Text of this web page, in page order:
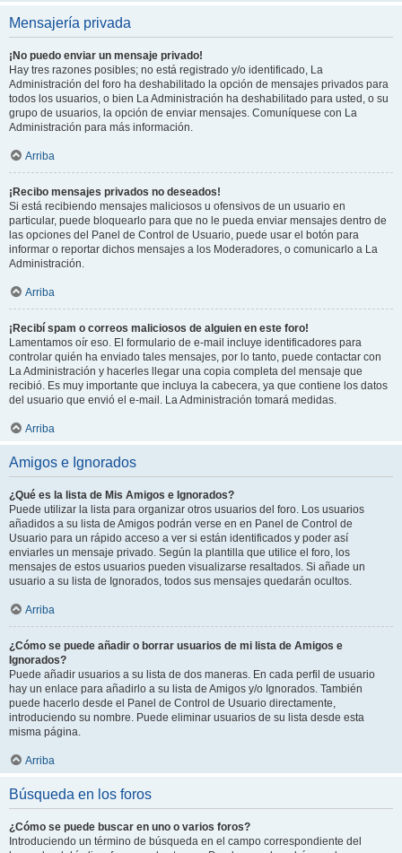
Mensajería privada
¡No puedo enviar un mensaje privado!
Hay tres razones posibles; no está registrado y/o identificado, La
Administración del foro ha deshabilitado la opción de mensajes privados para
todos los usuarios, o bien La Administración ha deshabilitado para usted, o su
grupo de usuarios, la opción de enviar mensajes. Comuníquese con La
Administración para más información.
Arriba
¡Recibo mensajes privados no deseados!
Si está recibiendo mensajes maliciosos u ofensivos de un usuario en
particular, puede bloquearlo para que no le pueda enviar mensajes dentro de
las opciones del Panel de Control de Usuario, puede usar el botón para
informar o reportar dichos mensajes a los Moderadores, o comunicarlo a La
Administración.
Arriba
¡Recibí spam o correos maliciosos de alguien en este foro!
Lamentamos oír eso. El formulario de e-mail incluye identificadores para
controlar quién ha enviado tales mensajes, por lo tanto, puede contactar con
La Administración y hacerles llegar una copia completa del mensaje que
recibió. Es muy importante que incluya la cabecera, ya que contiene los datos
del usuario que envió el e-mail. La Administración tomará medidas.
Arriba
Amigos e Ignorados
¿Qué es la lista de Mis Amigos e Ignorados?
Puede utilizar la lista para organizar otros usuarios del foro. Los usuarios
añadidos a su lista de Amigos podrán verse en en Panel de Control de
Usuario para un rápido acceso a ver si están identificados y poder así
enviarles un mensaje privado. Según la plantilla que utilice el foro, los
mensajes de estos usuarios pueden visualizarse resaltados. Si añade un
usuario a su lista de Ignorados, todos sus mensajes quedarán ocultos.
Arriba
¿Cómo se puede añadir o borrar usuarios de mi lista de Amigos e
Ignorados?
Puede añadir usuarios a su lista de dos maneras. En cada perfil de usuario
hay un enlace para añadirlo a su lista de Amigos y/o Ignorados. También
puede hacerlo desde el Panel de Control de Usuario directamente,
introduciendo su nombre. Puede eliminar usuarios de su lista desde esta
misma página.
Arriba
Búsqueda en los foros
¿Cómo se puede buscar en uno o varios foros?
Introduciendo un término de búsqueda en el campo correspondiente del